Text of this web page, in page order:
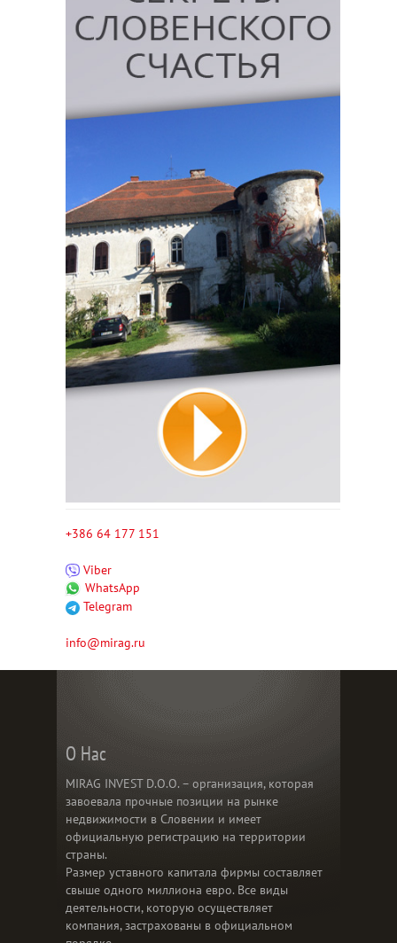
+386 64 177 151
Viber
WhatsApp
Telegram
info@mirag.ru
О Нас
MIRAG INVEST D.O.O. – организация, которая
завоевала прочные позиции на рынке
недвижимости в Словении и имеет
официальную регистрацию на территории
страны.
Размер уставного капитала фирмы составляет
свыше одного миллиона евро. Все виды
деятельности, которую осуществляет
компания, застрахованы в официальном